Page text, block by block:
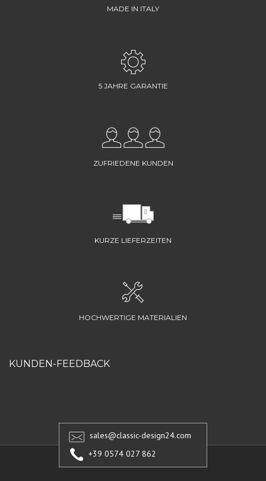
MADE IN ITALY
5 JAHRE GARANTIE
ZUFRIEDENE KUNDEN
KURZE LIEFERZEITEN
HOCHWERTIGE MATERIALIEN
KUNDEN-FEEDBACK
sales@classic-design24.com
+39 0574 027 862